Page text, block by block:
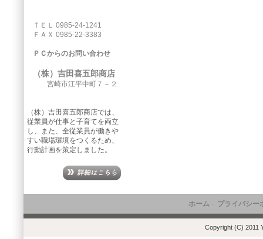
ＴＥＬ 0985-24-1241
ＦＡＸ 0985-22-3383
ＰＣからのお問い合わせ
（株）吉田喜五郎商店
宮崎市江平中町７－２
（株）吉田喜五郎商店では、
従業員が仕事と子育てを両立
し、また、全従業員が働きや
すい職場環境をつくるため、
行動計画を策定しました。
ホーム- プライバシー
Copyright (C) 2011